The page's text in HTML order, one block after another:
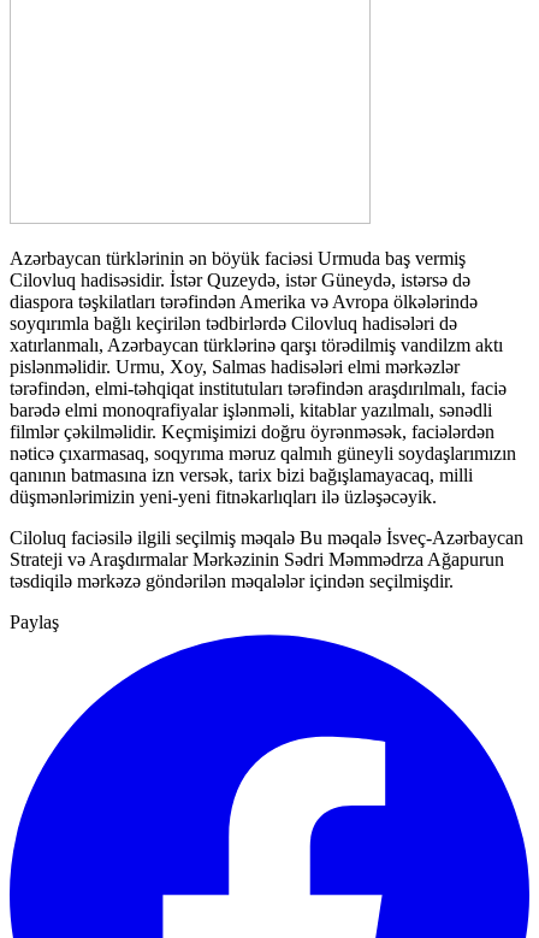
Azərbaycan türklərinin ən böyük faciəsi Urmuda baş vermiş
Cilovluq hadisəsidir. İstər Quzeydə, istər Güneydə, istərsə də
diaspora təşkilatları tərəfindən Amerika və Avropa ölkələrində
soyqırımla bağlı keçirilən tədbirlərdə Cilovluq hadisələri də
xatırlanmalı, Azərbaycan türklərinə qarşı törədilmiş vandilzm aktı
pislənməlidir. Urmu, Xoy, Salmas hadisələri elmi mərkəzlər
tərəfindən, elmi-təhqiqat institutuları tərəfindən araşdırılmalı, faciə
barədə elmi monoqrafiyalar işlənməli, kitablar yazılmalı, sənədli
filmlər çəkilməlidir. Keçmişimizi doğru öyrənməsək, faciələrdən
nəticə çıxarmasaq, soqyrıma məruz qalmıh güneyli soydaşlarımızın
qanının batmasına izn versək, tarix bizi bağışlamayacaq, milli
düşmənlərimizin yeni-yeni fitnəkarlıqları ilə üzləşəcəyik.
Ciloluq faciəsilə ilgili seçilmiş məqalə Bu məqalə İsveç-Azərbaycan
Strateji və Araşdırmalar Mərkəzinin Sədri Məmmədrza Ağapurun
təsdiqilə mərkəzə göndərilən məqalələr içindən seçilmişdir.
Paylaş